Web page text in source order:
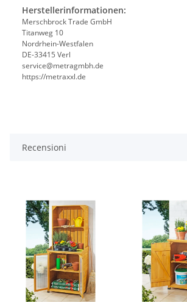
Herstellerinformationen:
Merschbrock Trade GmbH
Titanweg 10
Nordrhein-Westfalen
DE-33415 Verl
service@metragmbh.de
https://metraxxl.de
Recensioni